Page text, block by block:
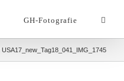
GH-Fotografie
USA17_new_Tag18_041_IMG_1745